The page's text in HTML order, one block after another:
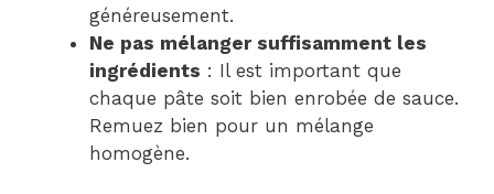
généreusement.
Ne pas mélanger suffisamment les
ingrédients : Il est important que
chaque pâte soit bien enrobée de sauce.
Remuez bien pour un mélange
homogène.